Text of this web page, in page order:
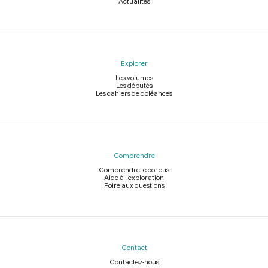
Explorer
Les volumes
Les députés
Les cahiers de doléances
Comprendre
Comprendre le corpus
Aide à l'exploration
Foire aux questions
Contact
Contactez-nous